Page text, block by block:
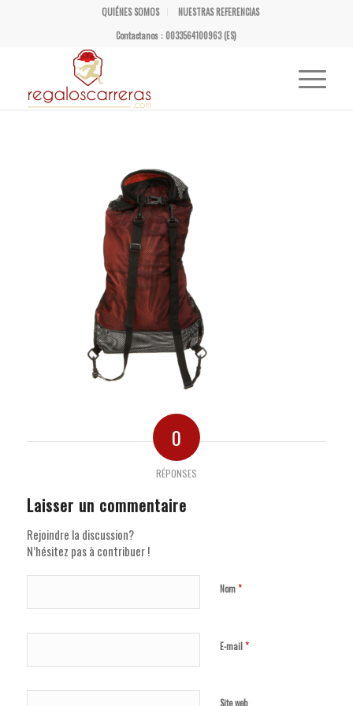
QUIÉNES SOMOS
NUESTRAS REFERENCIAS
Contactanos : 0033564100963 (ES)
0
RÉPONSES
Laisser un commentaire
Rejoindre la discussion?
N’hésitez pas à contribuer !
Nom*
E-mail*
Site web